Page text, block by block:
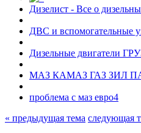
Дизелист - Все о
ДВС и вспомогательные
Дизельные двигатели
МАЗ КАМАЗ ГАЗ ЗИЛ
проблема с маз евро4
« предыдущая тема следующая